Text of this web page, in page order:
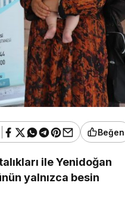
Beğen
ile Yenidoğan
yalnızca besin